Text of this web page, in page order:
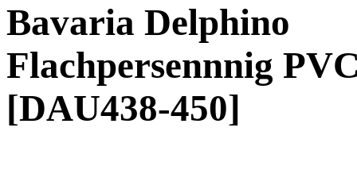
Bavaria Delphino
Flachpersennnig
[DAU438-450]